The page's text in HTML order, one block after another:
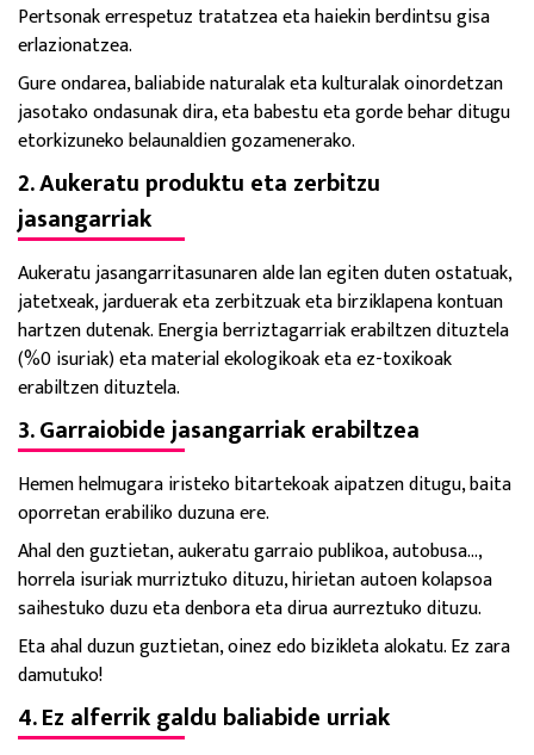
Pertsonak errespetuz tratatzea eta haiekin berdintsu gisa
erlazionatzea.
Gure ondarea, baliabide naturalak eta kulturalak oinordetzan
jasotako ondasunak dira, eta babestu eta gorde behar ditugu
etorkizuneko belaunaldien gozamenerako.
2. Aukeratu produktu eta zerbitzu
jasangarriak
Aukeratu jasangarritasunaren alde lan egiten duten ostatuak,
jatetxeak, jarduerak eta zerbitzuak eta birziklapena kontuan
hartzen dutenak.Energia berriztagarriak erabiltzen dituztela
(%0 isuriak) eta material ekologikoak eta ez-toxikoak
erabiltzen dituztela.
3. Garraiobide jasangarriak erabiltzea
Hemen helmugara iristeko bitartekoak aipatzen ditugu, baita
oporretan erabiliko duzuna ere.
Ahal den guztietan, aukeratu garraio publikoa, autobusa...,
horrela isuriak murriztuko dituzu, hirietan autoen kolapsoa
saihestuko duzu eta denbora eta dirua aurreztuko dituzu.
Eta ahal duzun guztietan, oinez edo bizikleta alokatu. Ez zara
damutuko!
4. Ez alferrik galdu baliabide urriak